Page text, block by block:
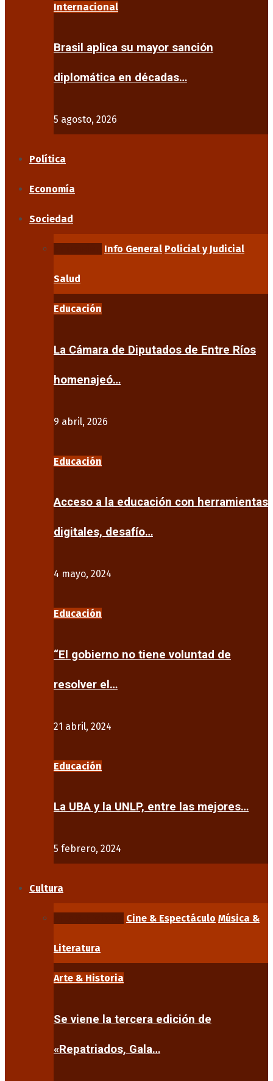
Internacional
Brasil aplica su mayor sanción
diplomática en décadas…
5 agosto, 2026
Política
Economía
Sociedad
Info General Policial y Judicial
Salud
Educación
La Cámara de Diputados de Entre Ríos
homenajeó…
9 abril, 2026
Educación
Acceso a la educación con herramientas
digitales, desafío…
4 mayo, 2024
Educación
“El gobierno no tiene voluntad de
resolver el…
21 abril, 2024
Educación
La UBA y la UNLP, entre las mejores…
5 febrero, 2024
Cultura
Cine & Espectáculo Música &
Literatura
Arte & Historia
Se viene la tercera edición de
«Repatriados, Gala…